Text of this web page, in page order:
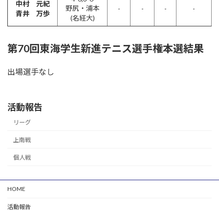
中村 元紀
青井 万歩
野尻・浦本
(名経大)
- - - -
第70回東海学生新進テニス選手権本選結果
出場選手なし
活動報告
リーグ
上南戦
個人戦
HOME
活動報告